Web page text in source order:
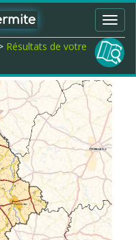
Résultats de votre